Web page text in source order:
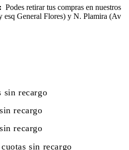
Podes retirar tus compras en nuestros
esq General Flores) y N. Plamira (Av
sin recargo
recargo
recargo
sin recargo